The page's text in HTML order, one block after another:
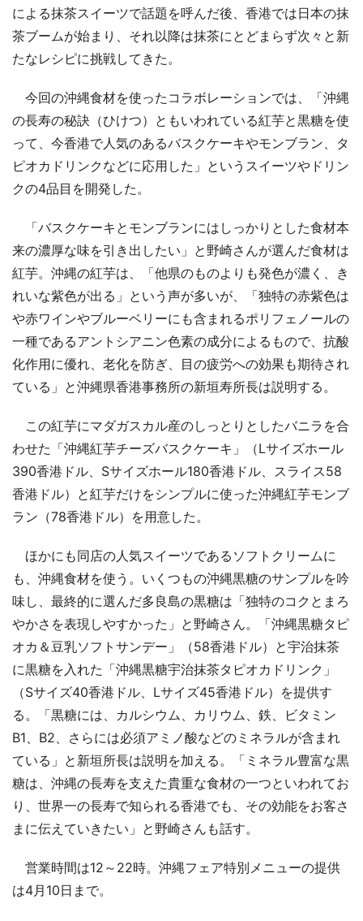
による抹茶スイーツで話題を呼んだ後、香港では日本の抹
茶ブームが始まり、それ以降は抹茶にとどまらず次々と新
たなレシピに挑戦してきた。
今回の沖縄食材を使ったコラボレーションでは、「沖縄
の長寿の秘訣（ひけつ）ともいわれている紅芋と黒糖を使
って、今香港で人気のあるバスクケーキやモンブラン、タ
ピオカドリンクなどに応用した」というスイーツやドリン
クの4品目を開発した。
「バスクケーキとモンブランにはしっかりとした食材本
来の濃厚な味を引き出したい」と野崎さんが選んだ食材は
紅芋。沖縄の紅芋は、「他県のものよりも発色が濃く、き
れいな紫色が出る」という声が多いが、「独特の赤紫色は
や赤ワインやブルーベリーにも含まれるポリフェノールの
一種であるアントシアニン色素の成分によるもので、抗酸
化作用に優れ、老化を防ぎ、目の疲労への効果も期待され
ている」と沖縄県香港事務所の新垣寿所長は説明する。
この紅芋にマダガスカル産のしっとりとしたバニラを合
わせた「沖縄紅芋チーズバスクケーキ」（Lサイズホール
390香港ドル、Sサイズホール180香港ドル、スライス58
香港ドル）と紅芋だけをシンプルに使った沖縄紅芋モンブ
ラン（78香港ドル）を用意した。
ほかにも同店の人気スイーツであるソフトクリームに
も、沖縄食材を使う。いくつもの沖縄黒糖のサンプルを吟
味し、最終的に選んだ多良島の黒糖は「独特のコクとまろ
やかさを表現しやすかった」と野崎さん。「沖縄黒糖タピ
オカ＆豆乳ソフトサンデー」（58香港ドル）と宇治抹茶
に黒糖を入れた「沖縄黒糖宇治抹茶タピオカドリンク」
（Sサイズ40香港ドル、Lサイズ45香港ドル）を提供す
る。「黒糖には、カルシウム、カリウム、鉄、ビタミン
B1、B2、さらには必須アミノ酸などのミネラルが含まれ
ている」と新垣所長は説明を加える。「ミネラル豊富な黒
糖は、沖縄の長寿を支えた貴重な食材の一つといわれてお
り、世界一の長寿で知られる香港でも、その効能をお客さ
まに伝えていきたい」と野崎さんも話す。
営業時間は12～22時。沖縄フェア特別メニューの提供
は4月10日まで。